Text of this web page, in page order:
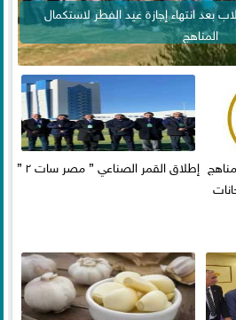
بعد انتهاء إجازة عيد الفطر لاستكمال
المناهج
إطلاق القمر الصناعي ” مصر سات ٢ ”